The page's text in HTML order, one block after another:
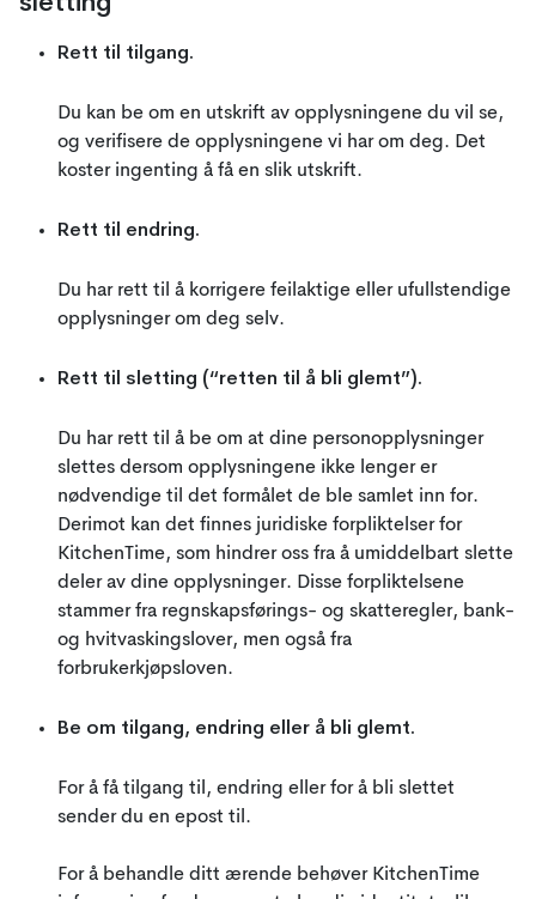
Rett til tilgang.
Du kan be om en utskrift av opplysningene du vil se,
og verifisere de opplysningene vi har om deg. Det
koster ingenting å få en slik utskrift.
Rett til endring.
Du har rett til å korrigere feilaktige eller ufullstendige
opplysninger om deg selv.
Rett til sletting (“retten til å bli glemt”).
Du har rett til å be om at dine personopplysninger
slettes dersom opplysningene ikke lenger er
nødvendige til det formålet de ble samlet inn for.
Derimot kan det finnes juridiske forpliktelser for
KitchenTime, som hindrer oss fra å umiddelbart slette
deler av dine opplysninger. Disse forpliktelsene
stammer fra regnskapsførings- og skatteregler, bank-
og hvitvaskingslover, men også fra
forbrukerkjøpsloven.
Be om tilgang, endring eller å bli glemt.
For å få tilgang til, endring eller for å bli slettet
sender du en epost til.
For å behandle ditt ærende behøver KitchenTime